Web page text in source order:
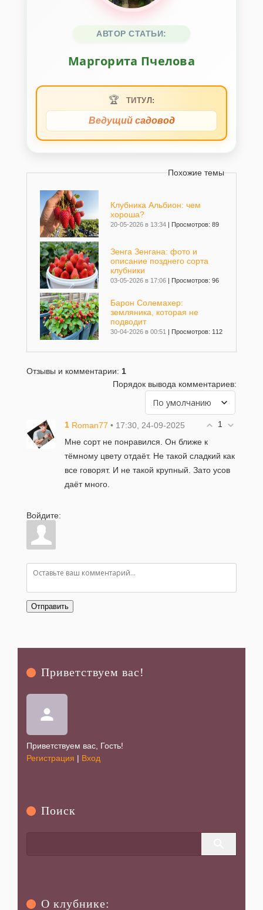
АВТОР СТАТЬИ:
Маргорита Пчелова
🏆 ТИТУЛ:
Ведущий садовод
Похожие темы
Клубника Альбион: чем
хороша?
20-05-2026 в 13:34 | Просмотров: 89
Зенга Зенгана: фото и
описание позднего сорта
клубники
03-05-2026 в 17:06 | Просмотров: 96
Барон Солемахер:
земляника, которая не
подводит
30-04-2026 в 00:51 | Просмотров: 112
26-10-2025 в 12:27
Клубника Фенг Сянг
30-09-2025 в 18:59|Просмотров: 717
Клубника Камароса
23-09-2025 в 11:47| Просмотров: 330
Клубника Чжан Цзи
01-09-2025 в 19:40
Клубника Луна
Отзывы и комментарии: 1
Порядок вывода комментариев:
1
1 Roman77 • 17:30, 24-09-2025
Мне сорт не понравился. Он ближе к
тёмному цвету отдаёт. Не такой сладкий как
все говорят. И не такой крупный. Зато усов
даёт много.
Войдите:
Отправить
Приветствуем вас!
person
Приветствуем вас Гость!
Регистрация | Вход
Поиск
О клубнике: